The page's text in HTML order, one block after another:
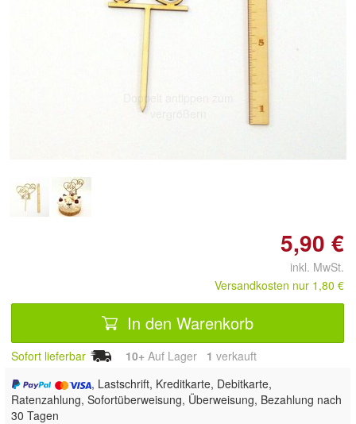
Doppelt antippen zum
5,90 €
inkl. MwSt.
Versandkosten nur 1,80 €
In den Warenkorb
Sofort lieferbar 10+ Auf Lager 1 verkauft
, Lastschrift, Kreditkarte, Debitkarte,
Ratenzahlung, Sofortüberweisung, Überweisung, Bezahlung nach
30 Tagen